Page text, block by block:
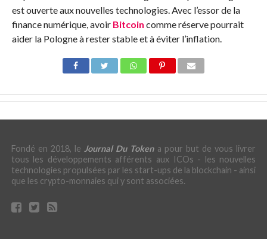
est ouverte aux nouvelles technologies. Avec l’essor de la
finance numérique, avoir Bitcoin comme réserve pourrait
aider la Pologne à rester stable et à éviter l’inflation.
Fondé en 2018, le Journal Du Tokena pour but de vous livrer
tous les développements afférents aux ICOs - les nouvelles
technologies propulsées par les start-ups de la blockchain - ainsi
que les crypto-monnaies qui y sont associées.